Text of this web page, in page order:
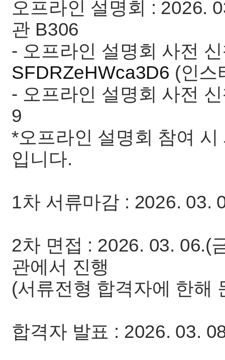
오프라인 설명회 : 2026.
관 B306
- 오프라인 설명회 사전
SFDRZeHWca3D6 (인스
- 오프라인 설명회 사전
9
*오프라인 설명회 참여
입니다.
1차 서류마감 : 2026. 03.
2차 면접 : 2026. 03. 06.(
관에서 진행
(서류전형 합격자에 한해
합격자 발표 : 2026. 03.